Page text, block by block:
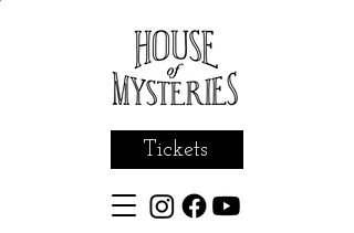
Tickets